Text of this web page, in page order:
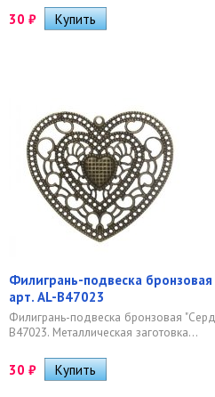
30 ₽
Филигрань-подвеска
арт. AL-B47023
Филигрань-подвеска бронзовая
B47023. Металлическая заготовка...
30 ₽